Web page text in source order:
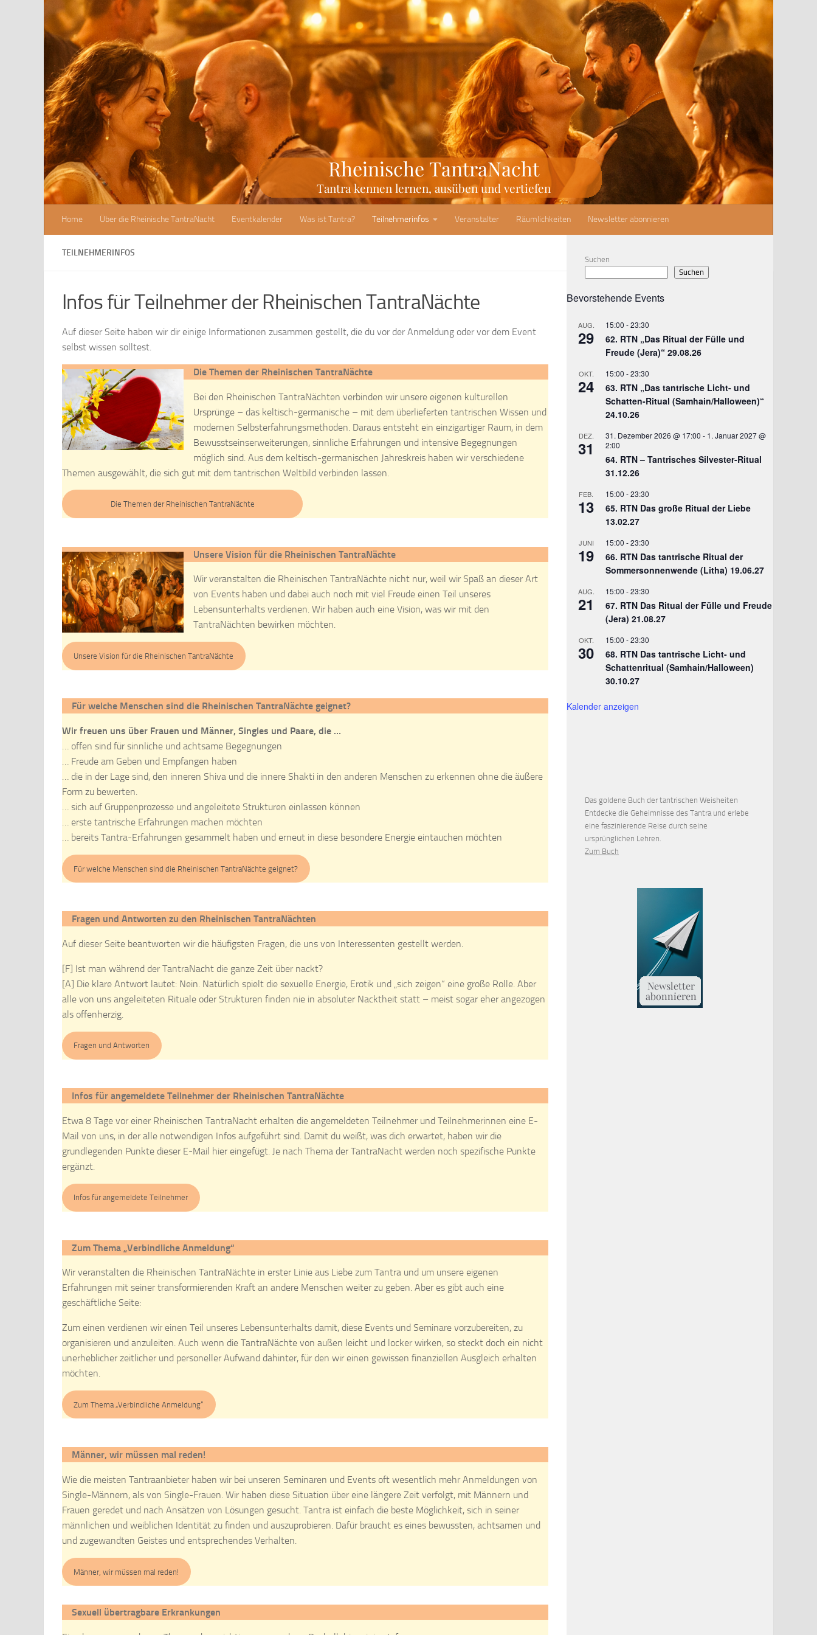
Zum Inhalt springen
Home Über die Rheinische TantraNacht Eventkalender Was ist Tantra? Teilnehmerinfos Veranstalter Räumlichkeiten Newsletter abonnieren
TEILNEHMERINFOS
Infos für Teilnehmer der Rheinischen TantraNächte
Auf dieser Seite haben wir dir einige Informationen zusammen gestellt, die du vor der Anmeldung oder vor dem Event
selbst wissen solltest.
Die Themen der Rheinischen TantraNächte
Bei den Rheinischen TantraNächten verbinden wir unsere eigenen kulturellen
Ursprünge – das keltisch-germanische – mit dem überlieferten tantrischen Wissen und
modernen Selbsterfahrungsmethoden. Daraus entsteht ein einzigartiger Raum, in dem
Bewusstseinserweiterungen, sinnliche Erfahrungen und intensive Begegnungen
möglich sind. Aus dem keltisch-germanischen Jahreskreis haben wir verschiedene
Themen ausgewählt, die sich gut mit dem tantrischen Weltbild verbinden lassen.
Die Themen der Rheinischen TantraNächte
Unsere Vision für die Rheinischen TantraNächte
Wir veranstalten die Rheinischen TantraNächte nicht nur, weil wir Spaß an dieser Art
von Events haben und dabei auch noch mit viel Freude einen Teil unseres
Lebensunterhalts verdienen. Wir haben auch eine Vision, was wir mit den
TantraNächten bewirken möchten.
Unsere Vision für die Rheinischen TantraNächte
Für welche Menschen sind die Rheinischen TantraNächte geignet?
Wir freuen uns über Frauen und Männer, Singles und Paare, die …
… offen sind für sinnliche und achtsame Begegnungen
… Freude am Geben und Empfangen haben
… die in der Lage sind, den inneren Shiva und die innere Shakti in den anderen Menschen zu erkennen ohne die äußere
Form zu bewerten.
… sich auf Gruppenprozesse und angeleitete Strukturen einlassen können
… erste tantrische Erfahrungen machen möchten
… bereits Tantra-Erfahrungen gesammelt haben und erneut in diese besondere Energie eintauchen möchten
Für welche Menschen sind die Rheinischen TantraNächte geignet?
Fragen und Antworten zu den Rheinischen TantraNächten
Auf dieser Seite beantworten wir die häufigsten Fragen, die uns von Interessenten gestellt werden.
[F] Ist man während der TantraNacht die ganze Zeit über nackt?
[A] Die klare Antwort lautet: Nein. Natürlich spielt die sexuelle Energie, Erotik und „sich zeigen“ eine große Rolle. Aber
alle von uns angeleiteten Rituale oder Strukturen finden nie in absoluter Nacktheit statt – meist sogar eher angezogen
als offenherzig.
Fragen und Antworten
Infos für angemeldete Teilnehmer der Rheinischen TantraNächte
Etwa 8 Tage vor einer Rheinischen TantraNacht erhalten die angemeldeten Teilnehmer und Teilnehmerinnen eine E-
Mail von uns, in der alle notwendigen Infos aufgeführt sind. Damit du weißt, was dich erwartet, haben wir die
grundlegenden Punkte dieser E-Mail hier eingefügt. Je nach Thema der TantraNacht werden noch spezifische Punkte
ergänzt.
Infos für angemeldete Teilnehmer
Zum Thema „Verbindliche Anmeldung“
Wir veranstalten die Rheinischen TantraNächte in erster Linie aus Liebe zum Tantra und um unsere eigenen
Erfahrungen mit seiner transformierenden Kraft an andere Menschen weiter zu geben. Aber es gibt auch eine
geschäftliche Seite:
Zum einen verdienen wir einen Teil unseres Lebensunterhalts damit, diese Events und Seminare vorzubereiten, zu
organisieren und anzuleiten. Auch wenn die TantraNächte von außen leicht und locker wirken, so steckt doch ein nicht
unerheblicher zeitlicher und personeller Aufwand dahinter, für den wir einen gewissen finanziellen Ausgleich erhalten
möchten.
Zum Thema „Verbindliche Anmeldung“
Männer, wir müssen mal reden!
Wie die meisten Tantraanbieter haben wir bei unseren Seminaren und Events oft wesentlich mehr Anmeldungen von
Single-Männern, als von Single-Frauen. Wir haben diese Situation über eine längere Zeit verfolgt, mit Männern und
Frauen geredet und nach Ansätzen von Lösungen gesucht. Tantra ist einfach die beste Möglichkeit, sich in seiner
männlichen und weiblichen Identität zu finden und auszuprobieren. Dafür braucht es eines bewussten, achtsamen und
und zugewandten Geistes und entsprechendes Verhalten.
Männer, wir müssen mal reden!
Sexuell übertragbare Erkrankungen
Suchen
Suchen
Bevorstehende Events
AUG.
29
15:00 -23:30
62. RTN „Das Ritual der Fülle und
Freude (Jera)“ 29.08.26
OKT.
24
15:00 -23:30
63. RTN „Das tantrische Licht- und
Schatten-Ritual (Samhain/Halloween)“
24.10.26
DEZ.
31
31. Dezember 2026 @ 17:00 - 1. Januar 2027 @
2:00
64. RTN – Tantrisches Silvester-Ritual
31.12.26
FEB.
13
15:00 -23:30
65. RTN Das große Ritual der Liebe
13.02.27
JUNI
19
15:00 -23:30
66. RTN Das tantrische Ritual der
Sommersonnenwende (Litha) 19.06.27
AUG.
21
15:00 -23:30
67. RTN Das Ritual der Fülle und Freude
(Jera) 21.08.27
OKT.
30
15:00 -23:30
68. RTN Das tantrische Licht- und
Schattenritual (Samhain/Halloween)
30.10.27
Kalender anzeigen
Das goldene Buch der tantrischen Weisheiten
Entdecke die Geheimnisse des Tantra und erlebe
eine faszinierende Reise durch seine
ursprünglichen Lehren.
Zum Buch